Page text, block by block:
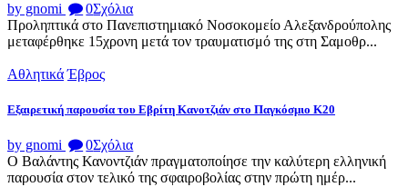
by gnomi 0Σχόλια
Προληπτικά στο Πανεπιστημιακό Νοσοκομείο Αλεξανδρούπολης
μεταφέρθηκε 15χρονη μετά τον τραυματισμό της στη Σαμοθρ...
Αθλητικά Έβρος
Εξαιρετική παρουσία του Εβρίτη Κανοτζιάν στο Παγκόσμιο Κ20
by gnomi 0Σχόλια
Ο Βαλάντης Κανοντζιάν πραγματοποίησε την καλύτερη ελληνική
παρουσία στον τελικό της σφαιροβολίας στην πρώτη ημέρ...